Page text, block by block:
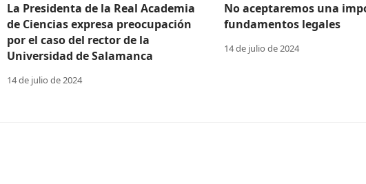
La Presidenta de la Real Academia
de Ciencias expresa preocupación
por el caso del rector de la
Universidad de Salamanca
14 de julio de 2024
No aceptaremos una
fundamentos legales
14 de julio de 2024